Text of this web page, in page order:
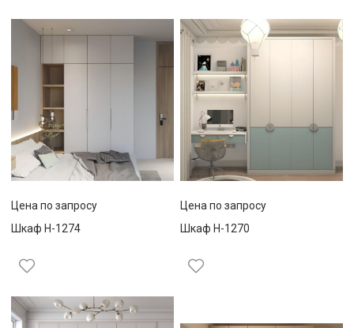
Цена по запросу
Шкаф Н-1274
Цена по запросу
Шкаф Н-1270